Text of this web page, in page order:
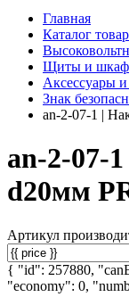
Главная
Каталог
Щиты и
Аксессуары
Знак
an-2-07-1 |
an-2-07-
d20мм
Артикул
{ "id": 257880,
"economy": 0,